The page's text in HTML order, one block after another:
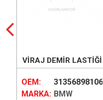
VİRAJ DEMİR LASTİĞİ
OEM:
31356898106
MARKA: BMW